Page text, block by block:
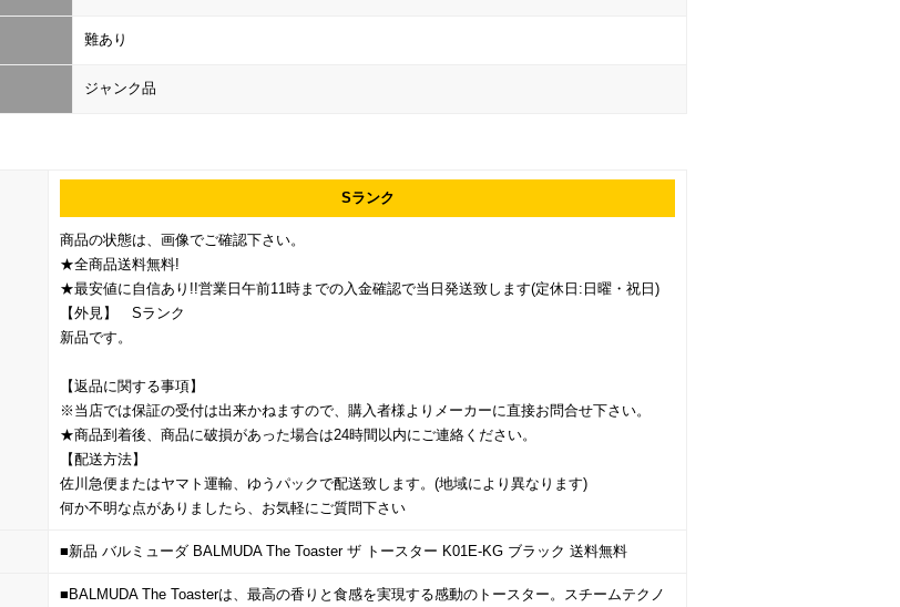
難あり
ジャンク品
Sランク
商品の状態は、画像でご確認下さい。
★全商品送料無料!
★最安値に自信あり!!営業日午前11時までの入金確認で当日発送致します(定休日:日曜・祝日)
【外見】 Sランク
新品です。
【返品に関する事項】
※当店では保証の受付は出来かねますので、購入者様よりメーカーに直接お問合せ下さい。
★商品到着後、商品に破損があった場合は24時間以内にご連絡ください。
【配送方法】
佐川急便またはヤマト運輸、ゆうパックで配送致します。(地域により異なります)
何か不明な点がありましたら、お気軽にご質問下さい
■新品 バルミューダ BALMUDA The Toaster ザ トースター K01E-KG ブラック 送料無料
■BALMUDA The Toasterは、最高の香りと食感を実現する感動のトースター。スチームテクノ